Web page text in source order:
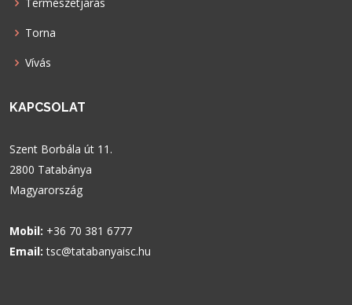
Torna
Vívás
KAPCSOLAT
Szent Borbála út 11.
2800 Tatabánya
Magyarország
Mobil: +36 70 381 6777
Email: tsc@tatabanyaisc.hu